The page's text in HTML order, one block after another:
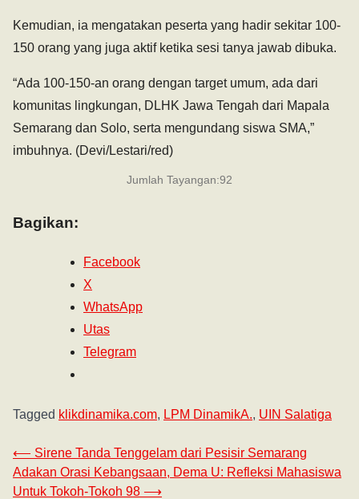
Kemudian, ia mengatakan peserta yang hadir sekitar 100-
150 orang yang juga aktif ketika sesi tanya jawab dibuka.
“Ada 100-150-an orang dengan target umum, ada dari
komunitas lingkungan, DLHK Jawa Tengah dari Mapala
Semarang dan Solo, serta mengundang siswa SMA,”
imbuhnya. (Devi/Lestari/red)
Jumlah Tayangan:92
Bagikan:
Facebook
X
WhatsApp
Utas
Telegram
Tagged klikdinamika.com, LPM DinamikA., UIN Salatiga
⟵ Sirene Tanda Tenggelam dari Pesisir Semarang
Adakan Orasi Kebangsaan, Dema U: Refleksi Mahasiswa
Untuk Tokoh-Tokoh 98 ⟶